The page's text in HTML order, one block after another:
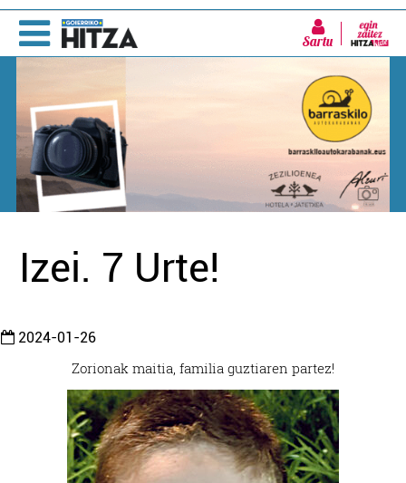
Sartu
Izei. 7 Urte!
2024-01-26
Zorionak maitia, familia guztiaren partez!